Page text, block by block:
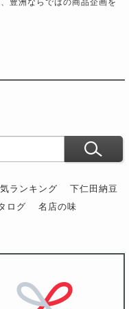
気ランキング
下仁田納豆
ログ 名店の味